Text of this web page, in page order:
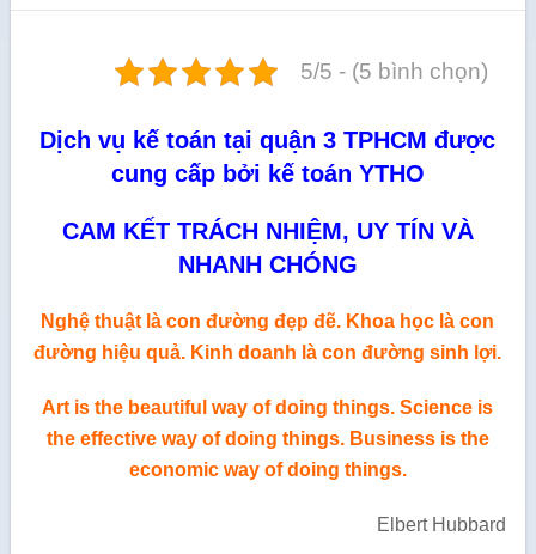
5/5 - (5 bình chọn)
Dịch vụ kế toán tại quận 3 TPHCM được
cung cấp bởi kế toán YTHO
CAM KẾT TRÁCH NHIỆM, UY TÍN VÀ
NHANH CHÓNG
Nghệ thuật là con đường đẹp đẽ. Khoa học là con
đường hiệu quả. Kinh doanh là con đường sinh lợi.
Art is the beautiful way of doing things. Science is
the effective way of doing things. Business is the
economic way of doing things.
Elbert Hubbard